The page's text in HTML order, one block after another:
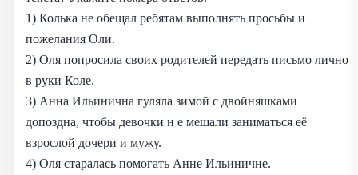
1) Колька не обещал ребятам выполнять просьбы и
пожелания Оли.
2) Оля попросила своих родителей передать письмо лично
в руки Коле.
3) Анна Ильинична гуляла зимой с двойняшками
допоздна, чтобы девочки н е мешали заниматься её
взрослой дочери и мужу.
4) Оля старалась помогать Анне Ильиничне.